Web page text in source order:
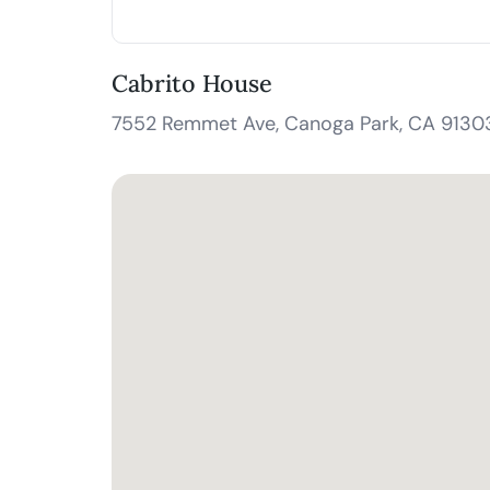
Cabrito House
7552 Remmet Ave, Canoga Park, CA